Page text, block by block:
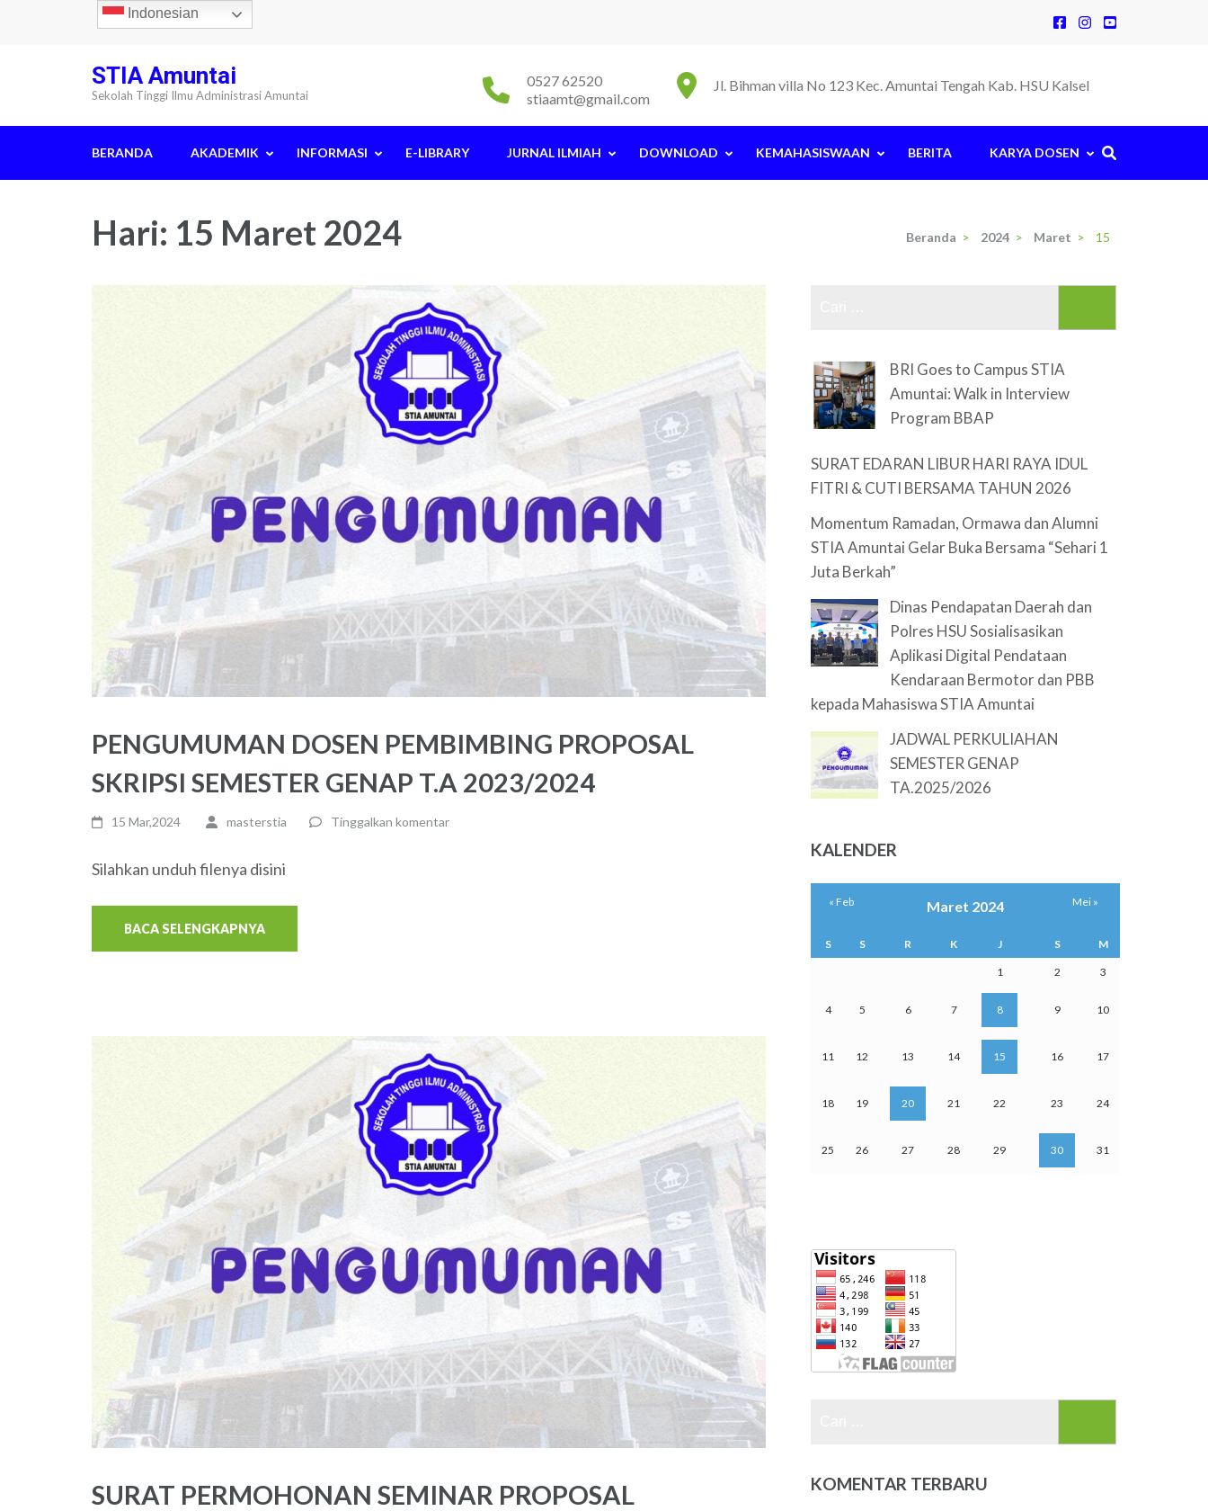
STIA Amuntai
Sekolah Tinggi Ilmu Administrasi Amuntai
Jl. Bihman villa No 123 Kec. Amuntai Tengah Kab. HSU Kalsel
0527 62520
stiaamt@gmail.com
BERANDA AKADEMIK INFORMASI E-LIBRARY JURNAL ILMIAH DOWNLOAD KEMAHASISWAAN BERITA KARYA DOSEN
Hari: 15 Maret 2024 Beranda > 2024 > Maret > 15
PENGUMUMAN DOSEN PEMBIMBING PROPOSAL
SKRIPSI SEMESTER GENAP T.A 2023/2024
15 Mar,2024 masterstia Tinggalkan komentar
Silahkan unduh filenya disini
BACA SELENGKAPNYA
SURAT PERMOHONAN SEMINAR PROPOSAL
BRI Goes to Campus STIA
Amuntai: Walk in Interview
Program BBAP
SURAT EDARAN LIBUR HARI RAYA IDUL
FITRI & CUTI BERSAMA TAHUN 2026
Momentum Ramadan, Ormawa dan Alumni
STIA Amuntai Gelar Buka Bersama “Sehari 1
Juta Berkah”
Dinas Pendapatan Daerah dan
Polres HSU Sosialisasikan
Aplikasi Digital Pendataan
Kendaraan Bermotor dan PBB
kepada Mahasiswa STIA Amuntai
JADWAL PERKULIAHAN
SEMESTER GENAP
TA.2025/2026
KALENDER
Maret 2024
S S R K J S M
1 2 3
4 5 6 7 8 9 10
11 12 13 14 15 16 17
18 19 20 21 22 23 24
25 26 27 28 29 30 31
« Feb Mei »
KOMENTAR TERBARU
Indonesian